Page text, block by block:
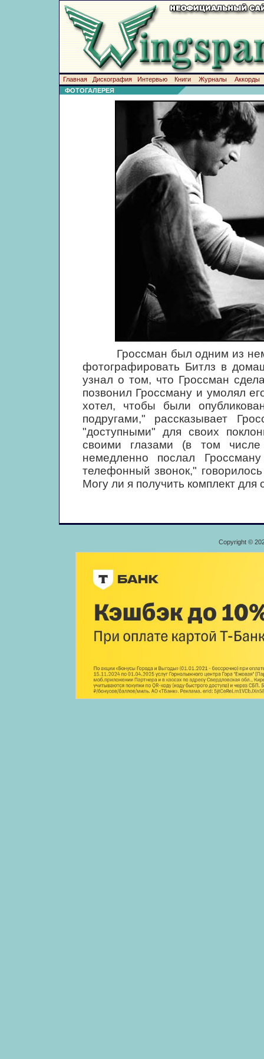
Главная Дискография Интервью Книги Журналы
Аккорды
ФОТОГАЛЕРЕЯ
Гроссман был одним из
фотографировать Битлз в
узнал о том, что Гроссман
позвонил Гроссману и умолял
хотел, чтобы были
подругами," рассказывает
"доступными" для своих
своими глазами (в том
немедленно послал
телефонный звонок,"
Могу ли я получить комплект для
Copyright ©